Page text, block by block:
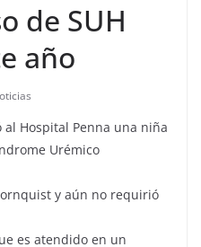
de SUH
año
Hospital Penna una niña
Urémico
y aún no requirió
es atendido en un